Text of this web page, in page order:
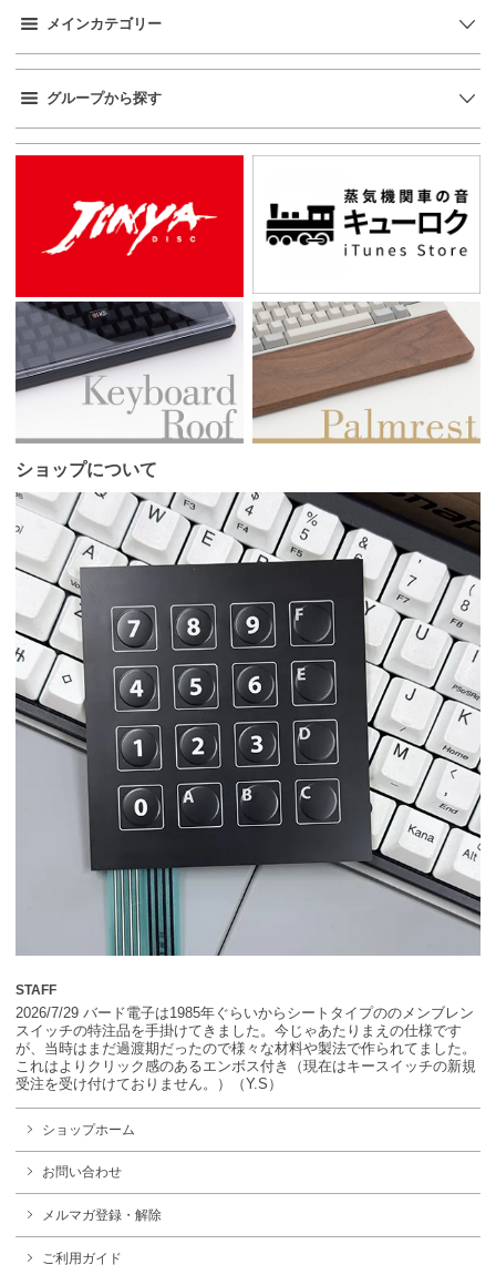
メインカテゴリー
グループから探す
ショップについて
STAFF
2026/7/29 バード電子は1985年ぐらいからシートタイプののメンブレン
スイッチの特注品を手掛けてきました。今じゃあたりまえの仕様です
が、当時はまだ過渡期だったので様々な材料や製法で作られてました。
これはよりクリック感のあるエンボス付き（現在はキースイッチの新規
受注を受け付けておりません。）（Y.S）
ショップホーム
お問い合わせ
メルマガ登録・解除
ご利用ガイド